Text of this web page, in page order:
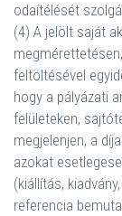
odaítélését
(4) A jelölt saját
feltöltésével
hogy a pályázati
felületeken,
megjelenjen, a
azokat
(kiállítás,
referencia